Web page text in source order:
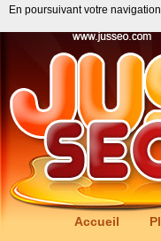
Accueil
En poursuivant votre